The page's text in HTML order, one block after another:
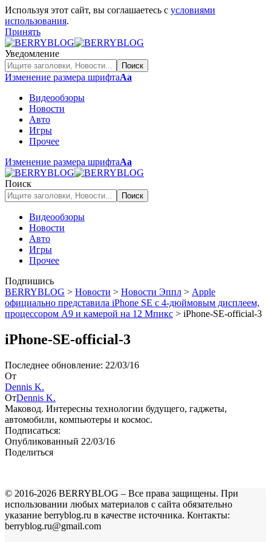
Используя этот сайт, вы соглашаетесь с условиями
использования.
Принять
Уведомление
Изменение размера шрифтаАа
Видеообзоры
Новости
Авто
Игры
Прочее
Изменение размера шрифтаАа
Поиск
Видеообзоры
Новости
Авто
Игры
Прочее
Подпишись
BERRYBLOG > Новости > Новости Эппл > Apple
официально представила iPhone SE с 4-дюймовым дисплеем,
процессором A9 и камерой на 12 Мпикс > iPhone-SE-official-3
iPhone-SE-official-3
Последнее обновление: 22/03/16
От
Dennis K.
ОтDennis K.
Маковод. Интересны технологии будущего, гаджеты,
автомобили, компьютеры и космос.
Подписаться:
Опубликованный 22/03/16
Поделиться
© 2016-2026 BERRYBLOG – Все права защищены. При
использовании любых материалов с сайта обязательно
указание berryblog.ru в качестве источника. Контакты:
berryblog.ru@gmail.com